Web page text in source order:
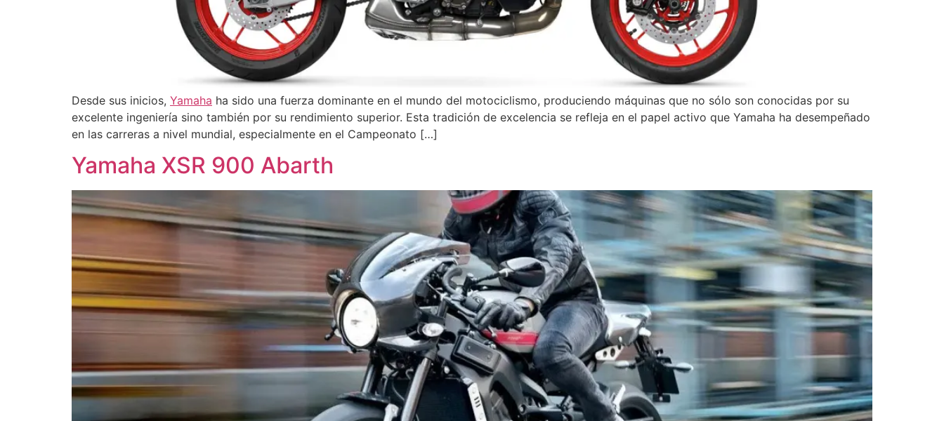
Desde sus inicios, Yamaha ha sido una fuerza dominante en el mundo del motociclismo, produciendo máquinas que no sólo son conocidas por su
excelente ingeniería sino también por su rendimiento superior. Esta tradición de excelencia se refleja en el papel activo que Yamaha ha desempeñado
en las carreras a nivel mundial, especialmente en el Campeonato […]
Yamaha XSR 900 Abarth